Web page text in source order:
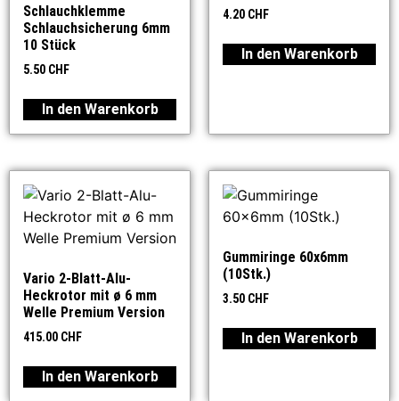
Schlauchklemme
Schlauchsicherung 6mm
10 Stück
5.50 CHF
In den Warenkorb
4.20 CHF
In den Warenkorb
Vario 2-Blatt-Alu-
Heckrotor mit ø 6 mm
Welle Premium Version
415.00 CHF
In den Warenkorb
Gummiringe 60x6mm
(10Stk.)
3.50 CHF
In den Warenkorb